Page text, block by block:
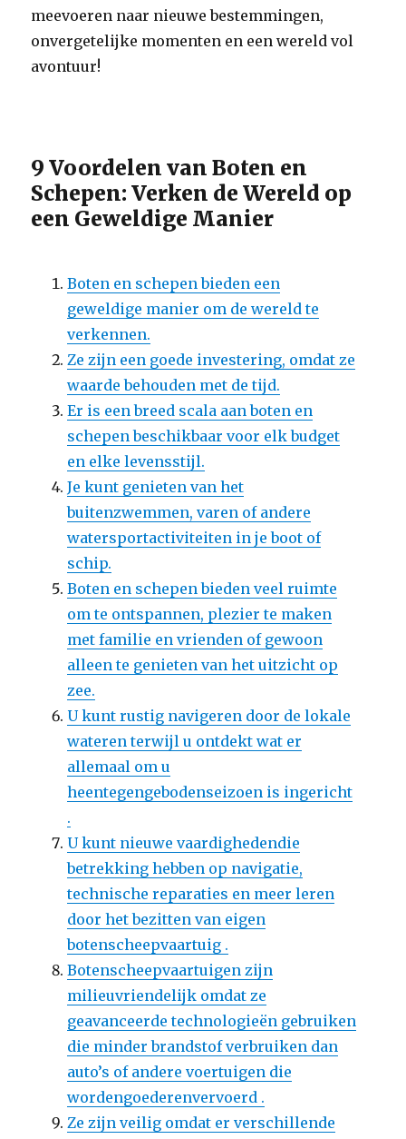
meevoeren naar nieuwe bestemmingen,
onvergetelijke momenten en een wereld vol
avontuur!
9 Voordelen van Boten en
Schepen: Verken de Wereld op
een Geweldige Manier
Boten en schepen bieden een
geweldige manier om de wereld te
verkennen.
Ze zijn een goede investering, omdat ze
waarde behouden met de tijd.
Er is een breed scala aan boten en
schepen beschikbaar voor elk budget
en elke levensstijl.
Je kunt genieten van het
buitenzwemmen, varen of andere
watersportactiviteiten in je boot of
schip.
Boten en schepen bieden veel ruimte
om te ontspannen, plezier te maken
met familie en vrienden of gewoon
alleen te genieten van het uitzicht op
zee.
U kunt rustig navigeren door de lokale
wateren terwijl u ontdekt wat er
allemaal om u
heentegengebodenseizoen is ingericht
.
U kunt nieuwe vaardighedendie
betrekking hebben op navigatie,
technische reparaties en meer leren
door het bezitten van eigen
botenscheepvaartuig .
Botenscheepvaartuigen zijn
milieuvriendelijk omdat ze
geavanceerde technologieën gebruiken
die minder brandstof verbruiken dan
auto’s of andere voertuigen die
wordengoederenvervoerd .
Ze zijn veilig omdat er verschillende